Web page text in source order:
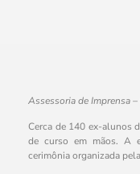
Assessoria de Imprensa
Cerca de 140 ex-alunos
de curso em mãos. A
cerimônia organizada